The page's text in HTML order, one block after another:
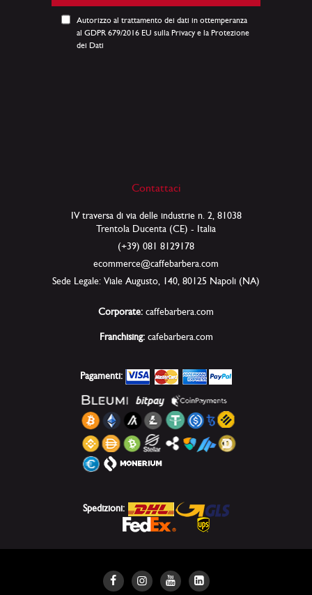
Autorizzo al trattamento dei dati in ottemperanza
al GDPR 679/2016 EU sulla Privacy e la Protezione
dei Dati
Contattaci
IV traversa di via delle industrie n. 2, 81038
Trentola Ducenta (CE) - Italia
(+39) 081 8129178
ecommerce@caffebarbera.com
Sede Legale: Viale Augusto, 140, 80125 Napoli (NA)
Corporate: caffebarbera.com
Franchising: cafebarbera.com
Pagamenti:
Spedizioni: